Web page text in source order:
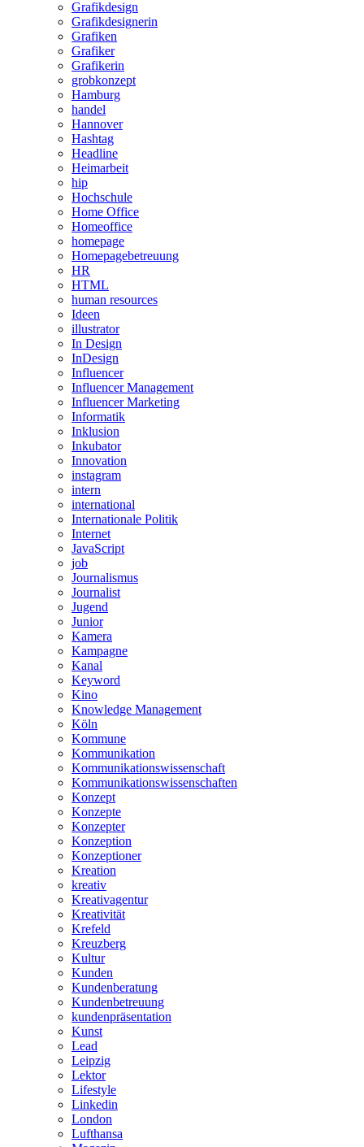
Grafikdesign
Grafikdesignerin
Grafiken
Grafiker
Grafikerin
grobkonzept
Hamburg
handel
Hannover
Hashtag
Headline
Heimarbeit
hip
Hochschule
Home Office
Homeoffice
homepage
Homepagebetreuung
HR
HTML
human resources
Ideen
illustrator
In Design
InDesign
Influencer
Influencer Management
Influencer Marketing
Informatik
Inklusion
Inkubator
Innovation
instagram
intern
international
Internationale Politik
Internet
JavaScript
job
Journalismus
Journalist
Jugend
Junior
Kamera
Kampagne
Kanal
Keyword
Kino
Knowledge Management
Köln
Kommune
Kommunikation
Kommunikationswissenschaft
Kommunikationswissenschaften
Konzept
Konzepte
Konzepter
Konzeption
Konzeptioner
Kreation
kreativ
Kreativagentur
Kreativität
Krefeld
Kreuzberg
Kultur
Kunden
Kundenberatung
Kundenbetreuung
kundenpräsentation
Kunst
Lead
Leipzig
Lektor
Lifestyle
Linkedin
London
Lufthansa